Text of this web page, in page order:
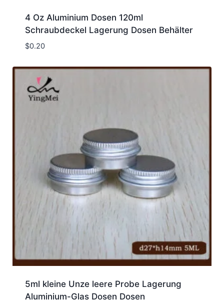
4 Oz Aluminium Dosen 120ml
Schraubdeckel Lagerung Dosen Behälter
$0.20
5ml kleine Unze leere Probe Lagerung
Aluminium-Glas Dosen Dosen